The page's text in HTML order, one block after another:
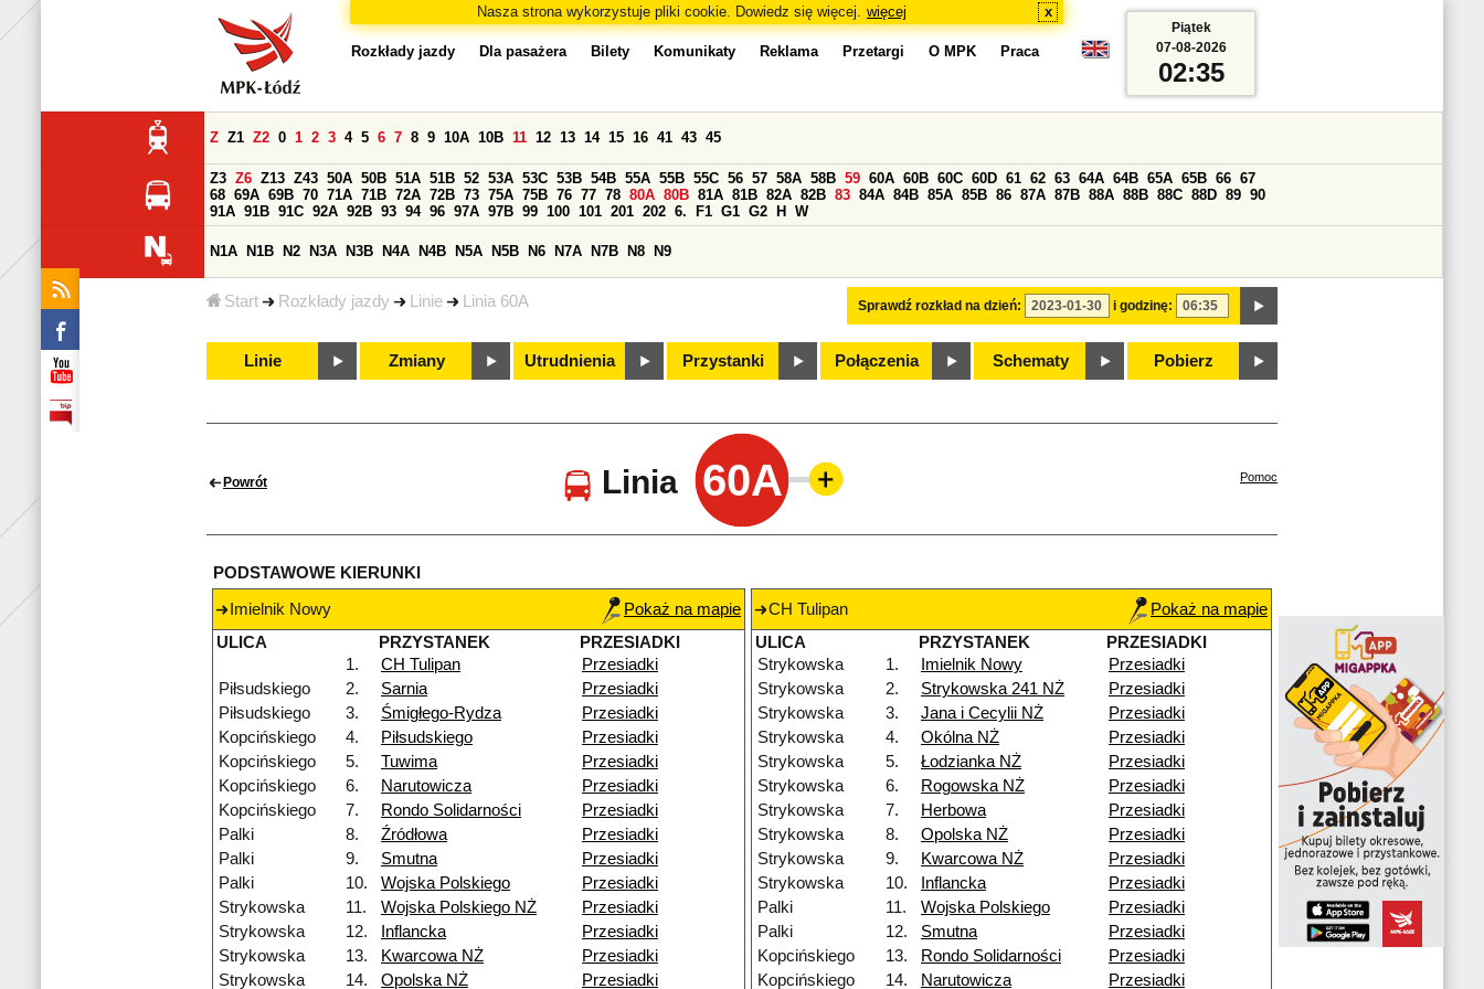
Nasza strona wykorzystuje pliki cookie. Dowiedz się więcej. więcej x
Start Rozkłady jazdy Linie Linia 60A
Rozkłady jazdy Dla pasażera Bilety Komunikaty Reklama Przetargi O MPK Praca
Sprawdź rozkład na dzień: i godzinę:
Z Z1 Z2 0 1 2 3 4 5 6 7 8 9 10A 10B 11 12 13 14 15 16 41 43 45
Z3 Z6 Z13 Z43 50A 50B 51A 51B 52 53A 53C 53B 54B 55A 55B 55C 56 57 58A 58B 59 60A 60B 60C 60D 61 62 63 64A 64B 65A 65B 66 67
68 69A 69B 70 71A 71B 72A 72B 73 75A 75B 76 77 78 80A 80B 81A 81B 82A 82B 83 84A 84B 85A 85B 86 87A 87B 88A 88B 88C 88D 89 90
91A 91B 91C 92A 92B 93 94 96 97A 97B 99 100 101 201 202 6. F1 G1 G2 H W
N1A N1B N2 N3A N3B N4A N4B N5A N5B N6 N7A N7B N8 N9
Linie Zmiany Utrudnienia Przystanki Połączenia Schematy Pobierz
Piątek
07-08-2026
02:35
Powrót Linia 60A Pomoc
PODSTAWOWE KIERUNKI
Imielnik Nowy
Pokaż na mapie
ULICA
PRZYSTANEK
PRZESIADKI
1.
CH Tulipan
Przesiadki
Piłsudskiego
2. Sarnia
Przesiadki
Piłsudskiego
3. Śmigłego-Rydza
Przesiadki
Kopcińskiego
4. Piłsudskiego
Przesiadki
Kopcińskiego
5. Tuwima
Przesiadki
Kopcińskiego
6. Narutowicza
Przesiadki
Kopcińskiego
7. Rondo Solidarności
Przesiadki
Palki
8. Źródłowa
Przesiadki
Palki
9. Smutna
Przesiadki
Palki
10. Wojska Polskiego
Przesiadki
Strykowska
11. Wojska Polskiego NŻ
Przesiadki
Strykowska
12. Inflancka
Przesiadki
Strykowska
13. Kwarcowa NŻ
Przesiadki
Strykowska
14. Opolska NŻ Przesiadki
CH Tulipan
Pokaż na mapie
ULICA
PRZYSTANEK
PRZESIADKI
Strykowska
1. Imielnik Nowy
Przesiadki
Strykowska
2. Strykowska 241 NŻ
Przesiadki
Strykowska
3. Jana i Cecylii NŻ
Przesiadki
Strykowska
4. Okólna NŻ
Przesiadki
Strykowska
5. Łodzianka NŻ
Przesiadki
Strykowska
6. Rogowska NŻ
Przesiadki
Strykowska
7. Herbowa
Przesiadki
Strykowska
8. Opolska NŻ
Przesiadki
Strykowska
9. Kwarcowa NŻ
Przesiadki
Strykowska
10. Inflancka
Przesiadki
Palki
11. Wojska Polskiego
Przesiadki
Palki
12. Smutna
Przesiadki
Kopcińskiego
13. Rondo Solidarności
Przesiadki
Kopcińskiego
14. Narutowicza Przesiadki